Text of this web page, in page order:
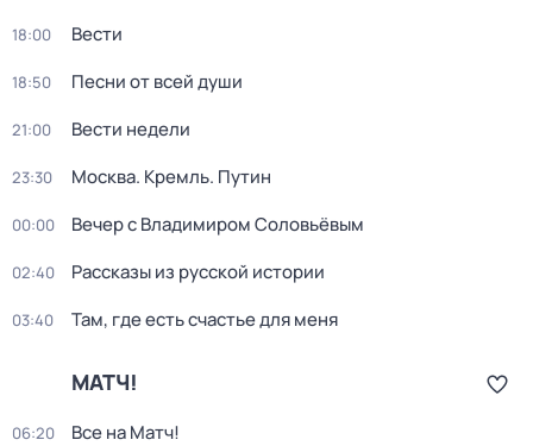
18:00 Вести
18:50 Песни от всей души
21:00 Вести недели
23:30 Москва. Кремль. Путин
00:00 Вечер с Владимиром Соловьёвым
02:40 Рассказы из русской истории
03:40 Там, где есть счастье для меня
МАТЧ!
06:20 Все на Матч!